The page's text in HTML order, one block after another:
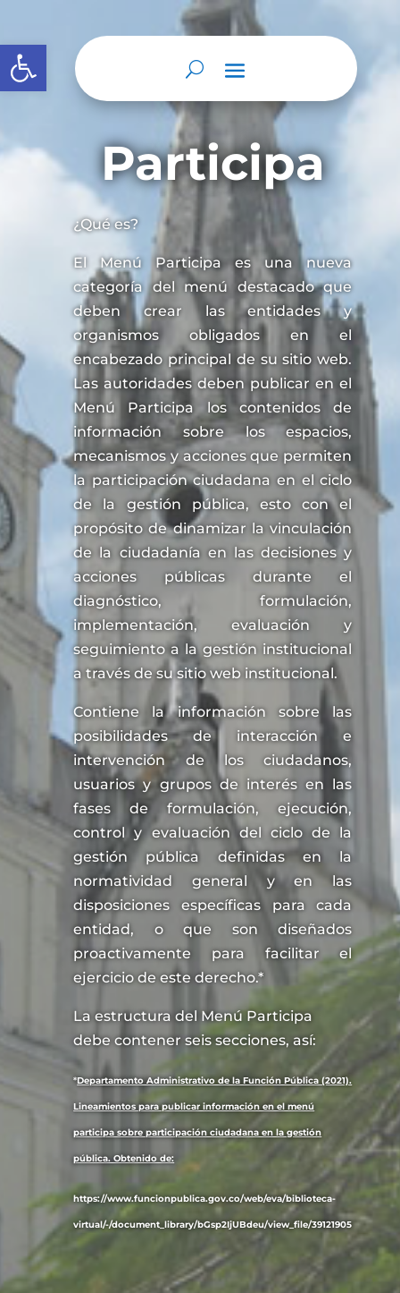
Abrir barra de herramientas
Participa
¿Qué es?
El Menú Participa es una nueva
categoría del menú destacado que
deben crear las entidades y
organismos obligados en el
encabezado principal de su sitio web.
Las autoridades deben publicar en el
Menú Participa los contenidos de
información sobre los espacios,
mecanismos y acciones que permiten
la participación ciudadana en el ciclo
de la gestión pública, esto con el
propósito de dinamizar la vinculación
de la ciudadanía en las decisiones y
acciones públicas durante el
diagnóstico, formulación,
implementación, evaluación y
seguimiento a la gestión institucional
a través de su sitio web institucional.
Contiene la información sobre las
posibilidades de interacción e
intervención de los ciudadanos,
usuarios y grupos de interés en las
fases de formulación, ejecución,
control y evaluación del ciclo de la
gestión pública definidas en la
normatividad general y en las
disposiciones específicas para cada
entidad, o que son diseñados
proactivamente para facilitar el
ejercicio de este derecho.*
La estructura del Menú Participa
debe contener seis secciones, así:
*Departamento Administrativo de la Función Pública (2021).
Lineamientos para publicar información en el menú
participa sobre participación ciudadana en la gestión
pública. Obtenido de:
https://www.funcionpublica.gov.co/web/eva/biblioteca-
virtual/-/document_library/bGsp2IjUBdeu/view_file/39121905